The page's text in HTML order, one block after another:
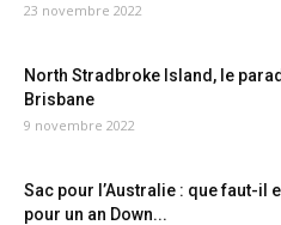
23 novembre 2022
North Stradbroke Island, le
Brisbane
9 novembre 2022
Sac pour l’Australie : que faut-il
pour un an Down...